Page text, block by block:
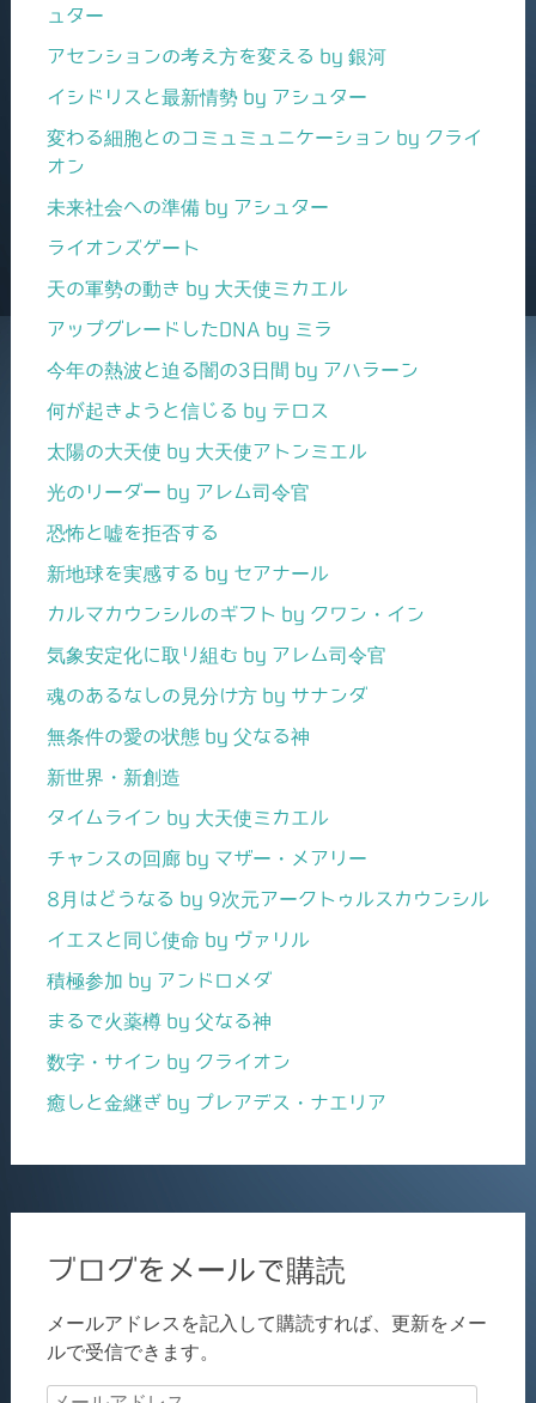
ュター
アセンションの考え方を変える by 銀河
イシドリスと最新情勢 by アシュター
変わる細胞とのコミュミュニケーション by クライ
オン
未来社会への準備 by アシュター
ライオンズゲート
天の軍勢の動き by 大天使ミカエル
アップグレードしたDNA by ミラ
今年の熱波と迫る闇の3日間 by アハラーン
何が起きようと信じる by テロス
太陽の大天使 by 大天使アトンミエル
光のリーダー by アレム司令官
恐怖と嘘を拒否する
新地球を実感する by セアナール
カルマカウンシルのギフト by クワン・イン
気象安定化に取り組む by アレム司令官
魂のあるなしの見分け方 by サナンダ
無条件の愛の状態 by 父なる神
新世界・新創造
タイムライン by 大天使ミカエル
チャンスの回廊 by マザー・メアリー
8月はどうなる by 9次元アークトゥルスカウンシル
イエスと同じ使命 by ヴァリル
積極参加 by アンドロメダ
まるで火薬樽 by 父なる神
数字・サイン by クライオン
癒しと金継ぎ by プレアデス・ナエリア
ブログをメールで購読
メールアドレスを記入して購読すれば、更新をメー
ルで受信できます。
メ